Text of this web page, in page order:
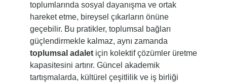
toplumlarında sosyal dayanışma ve ortak
hareket etme, bireysel çıkarların önüne
geçebilir. Bu pratikler, toplumsal bağları
güçlendirmekle kalmaz, aynı zamanda
toplumsal adaletiçin kolektif çözümler üretme
kapasitesini artırır. Güncel akademik
tartışmalarda, kültürel çeşitlilik ve iş birliği